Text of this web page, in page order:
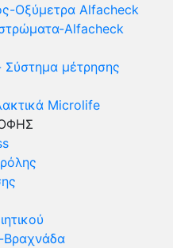
Οξύμετρα Alfacheck
Alfacheck
Σύστημα μέτρησης
Microlife
Βραχνάδα